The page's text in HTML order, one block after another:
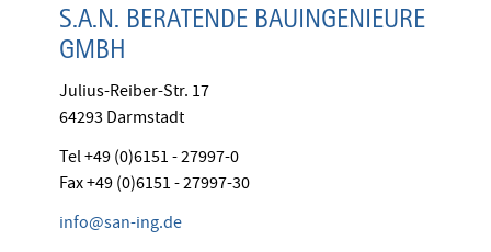
S.A.N. BERATENDE BAUINGENIEURE
GMBH
Julius-Reiber-Str. 17
64293 Darmstadt
Tel +49 (0)6151 - 27997-0
Fax +49 (0)6151 - 27997-30
info@san-ing.de